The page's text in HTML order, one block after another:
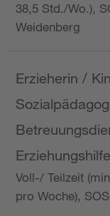
38,5 Std./Wo.),
Weidenberg
Erzieherin /
Erziehungshilfe
Voll-/ Teilzeit
pro Woche),